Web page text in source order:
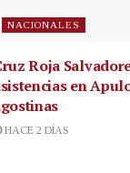
NACIONALES
Roja
en
HACE 2 DÍAS